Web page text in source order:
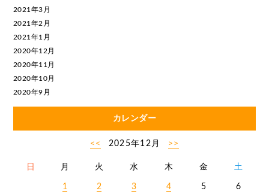
2021年3月
2021年2月
2021年1月
2020年12月
2020年11月
2020年10月
2020年9月
カレンダー
<< 2025年12月 >>
日 月 火 水 木 金 土
1 2 3 4 5 6